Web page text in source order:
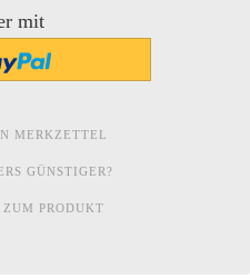
mit
MERKZETTEL
GÜNSTIGER?
ZUM PRODUKT